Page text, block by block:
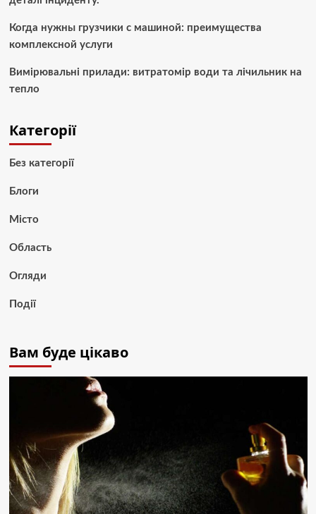
Когда нужны грузчики с машиной: преимущества
комплексной услуги
Вимірювальні прилади: витратомір води та лічильник на
тепло
Категорії
Без категорії
Блоги
Місто
Область
Огляди
Події
Вам буде цікаво